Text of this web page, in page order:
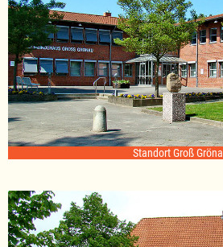
Standort Groß